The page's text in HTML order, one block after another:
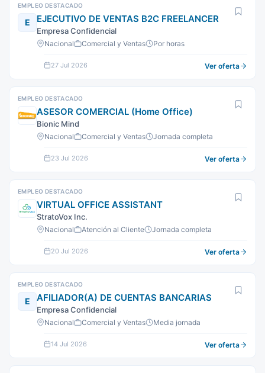
EMPLEO DESTACADO
E EJECUTIVO DE VENTAS B2C FREELANCER
Empresa Confidencial
Nacional Comercial y Ventas Por horas
27 Jul 2026 Ver oferta
EMPLEO DESTACADO
ASESOR COMERCIAL (Home Office)
Bionic Mind
Nacional Comercial y Ventas Jornada completa
23 Jul 2026 Ver oferta
EMPLEO DESTACADO
VIRTUAL OFFICE ASSISTANT
StratoVox Inc.
Nacional Atención al Cliente Jornada completa
20 Jul 2026 Ver oferta
EMPLEO DESTACADO
E AFILIADOR(A) DE CUENTAS BANCARIAS
Empresa Confidencial
Nacional Comercial y Ventas Media jornada
14 Jul 2026 Ver oferta